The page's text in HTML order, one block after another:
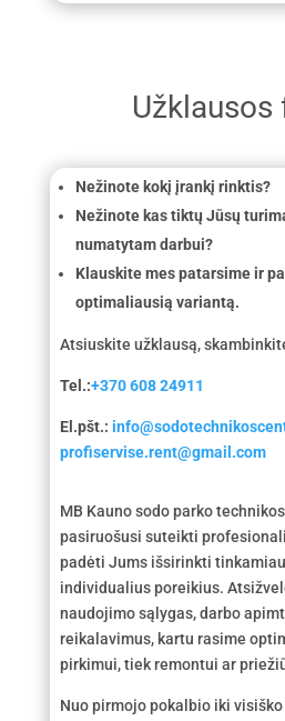
Užklausos
Nežinote kokį įrankį rinktis?
Nežinote kas tiktų Jūsų
numatytam darbui?
Klauskite mes patarsime ir
optimaliausią variantą.
Atsiuskite užklausą,
Tel.:+370 608 24911
El.pšt.:
profiservise.rent@gmail.com
MB Kauno sodo parko
pasiruošusi suteikti
padėti Jums išsirinkti
individualius poreikius.
naudojimo sąlygas, darbo
reikalavimus, kartu rasime
pirkimui, tiek remontui ar
Nuo pirmojo pokalbio iki